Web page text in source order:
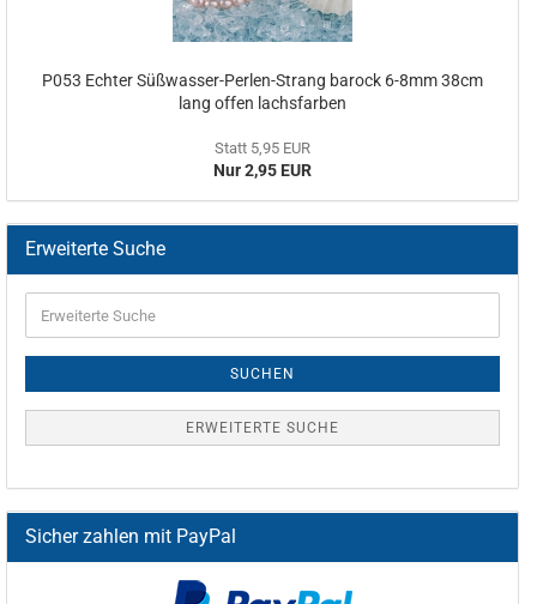
P053 Echter Süßwasser-Perlen-Strang barock 6-8mm 38cm
lang offen lachsfarben
Statt 5,95 EUR
Nur 2,95 EUR
Erweiterte Suche
SUCHEN
ERWEITERTE SUCHE
Sicher zahlen mit PayPal